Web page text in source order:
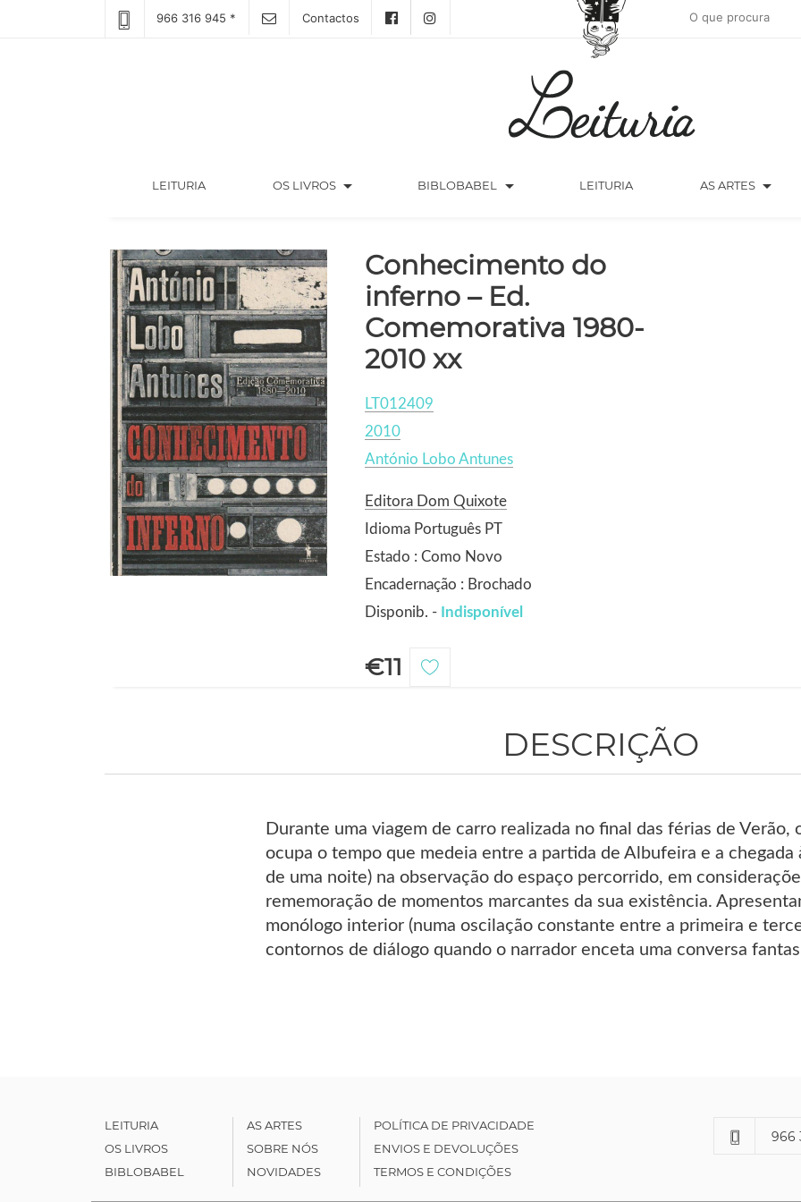
966 316 945 * Contactos
LEITURIA(CURRENT) OS LIVROS arrow_drop_down BIBLOBABEL arrow_drop_down LEITURIA AS ARTES arrow_drop_down
Conhecimento do
inferno – Ed.
Comemorativa 1980-
2010 xx
LT012409
2010
António Lobo Antunes
Editora Dom Quixote
Idioma Português PT
Estado : Como Novo
Encadernação : Brochado
Disponib. - Indisponível
€11
DESCRIÇÃO
Durante uma viagem de carro realizada no final das férias de
ocupa o tempo que medeia entre a partida de Albufeira e a chegada
de uma noite) na observação do espaço percorrido, em
rememoração de momentos marcantes da sua existência.
monólogo interior (numa oscilação constante entre a primeira e
contornos de diálogo quando o narrador enceta uma conversa
LEITURIA
OS LIVROS
BIBLOBABEL
AS ARTES
SOBRE NÓS
NOVIDADES
POLÍTICA DE PRIVACIDADE
ENVIOS E DEVOLUÇÕES
TERMOS E CONDIÇÕES
966